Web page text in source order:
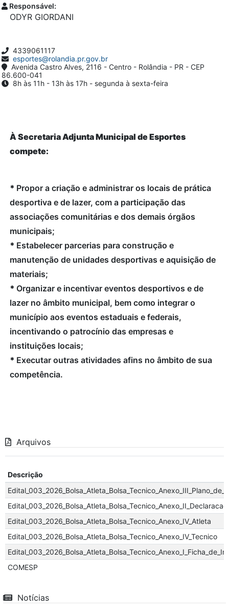
Responsável:
ODYR GIORDANI
4339061117
esportes@rolandia.pr.gov.br
Avenida Castro Alves, 2116 - Centro - Rolândia - PR - CEP
86.600-041
8h às 11h - 13h às 17h - segunda à sexta-feira
À Secretaria Adjunta Municipal de Esportes
compete:
* Propor a criação e administrar os locais de prática
desportiva e de lazer, com a participação das
associações comunitárias e dos demais órgãos
municipais;
* Estabelecer parcerias para construção e
manutenção de unidades desportivas e aquisição de
materiais;
* Organizar e incentivar eventos desportivos e de
lazer no âmbito municipal, bem como integrar o
município aos eventos estaduais e federais,
incentivando o patrocínio das empresas e
instituições locais;
* Executar outras atividades afins no âmbito de sua
competência.
Arquivos
Descrição
Edital_003_2026_Bolsa_Atleta_Bolsa_Tecnico_Anexo_IV_Atleta
Edital_003_2026_Bolsa_Atleta_Bolsa_Tecnico_Anexo_IV_Tecnico
COMESP
Notícias